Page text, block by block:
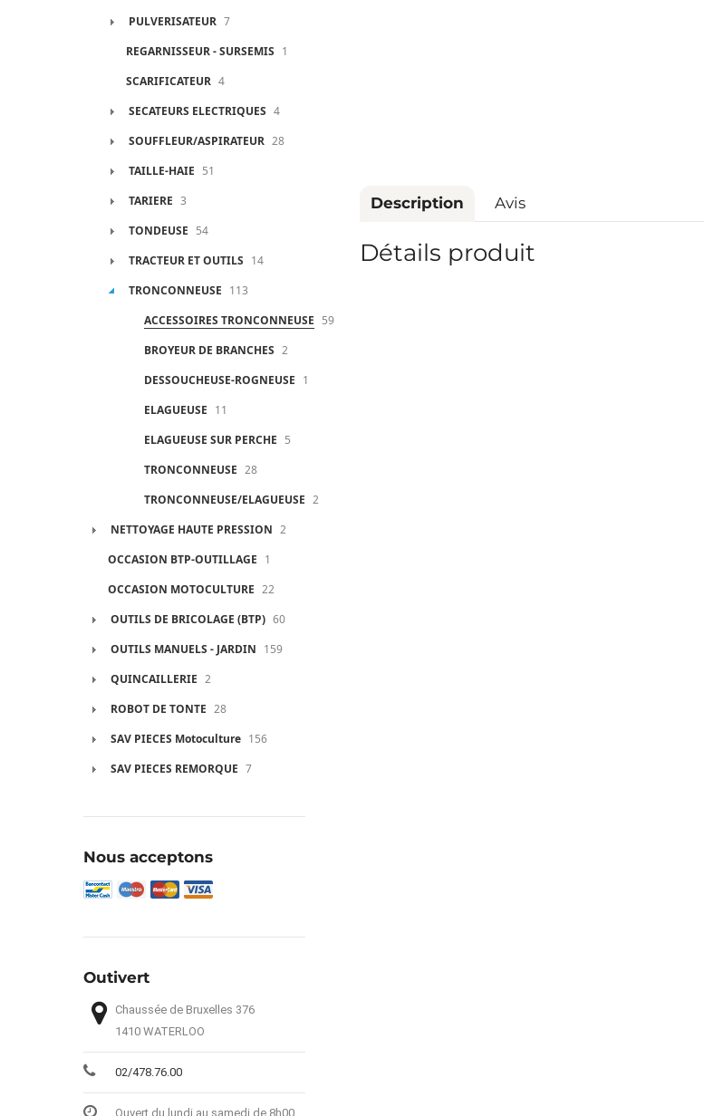
Description Avis
Détails produit
PULVERISATEUR 7
REGARNISSEUR - SURSEMIS 1
SCARIFICATEUR 4
SECATEURS ELECTRIQUES 4
SOUFFLEUR/ASPIRATEUR 28
TAILLE-HAIE 51
TARIERE 3
TONDEUSE 54
TRACTEUR ET OUTILS 14
TRONCONNEUSE 113
ACCESSOIRES TRONCONNEUSE 59
BROYEUR DE BRANCHES 2
DESSOUCHEUSE-ROGNEUSE 1
ELAGUEUSE 11
ELAGUEUSE SUR PERCHE 5
TRONCONNEUSE 28
TRONCONNEUSE/ELAGUEUSE 2
NETTOYAGE HAUTE PRESSION 2
OCCASION BTP-OUTILLAGE 1
OCCASION MOTOCULTURE 22
OUTILS DE BRICOLAGE (BTP) 60
OUTILS MANUELS - JARDIN 159
QUINCAILLERIE 2
ROBOT DE TONTE 28
SAV PIECES Motoculture 156
SAV PIECES REMORQUE 7
Nous acceptons
Outivert
Chaussée de Bruxelles 376
1410 WATERLOO
02/478.76.00
Ouvert du lundi au samedi de 8h00